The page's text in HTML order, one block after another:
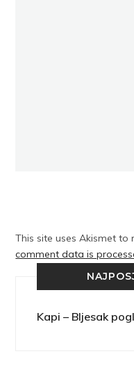
This site uses Akismet
comment data is
Kapi – Bljesak